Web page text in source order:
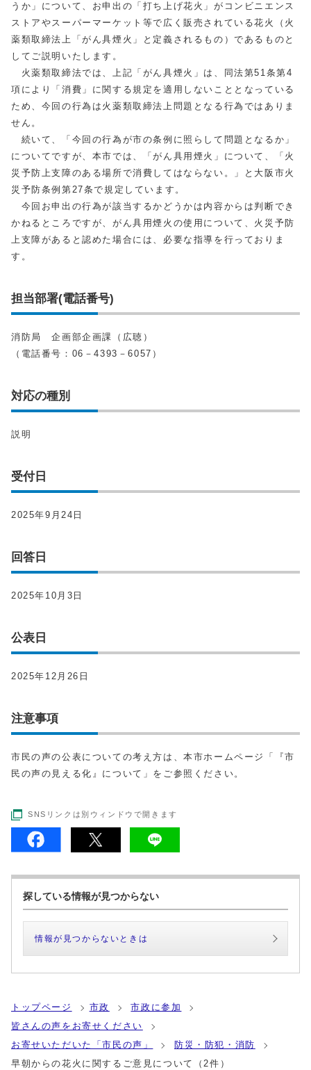
うか」について、お申出の「打ち上げ花火」がコンビニエンス
ストアやスーパーマーケット等で広く販売されている花火（火
薬類取締法上「がん具煙火」と定義されるもの）であるものと
してご説明いたします。
火薬類取締法では、上記「がん具煙火」は、同法第51条第4
項により「消費」に関する規定を適用しないこととなっている
ため、今回の行為は火薬類取締法上問題となる行為ではありま
せん。
続いて、「今回の行為が市の条例に照らして問題となるか」
についてですが、本市では、「がん具用煙火」について、「火
災予防上支障のある場所で消費してはならない。」と大阪市火
災予防条例第27条で規定しています。
今回お申出の行為が該当するかどうかは内容からは判断でき
かねるところですが、がん具用煙火の使用について、火災予防
上支障があると認めた場合には、必要な指導を行っておりま
す。
担当部署(電話番号)
消防局 企画部企画課（広聴）
（電話番号：06－4393－6057）
対応の種別
説明
受付日
2025年9月24日
回答日
2025年10月3日
公表日
2025年12月26日
注意事項
市民の声の公表についての考え方は、本市ホームページ「『市
民の声の見える化』について」をご参照ください。
SNSリンクは別ウィンドウで開きます
探している情報が見つからない
情報が見つからないときは
トップページ 市政
市政に参加
皆さんの声をお寄せください
お寄せいただいた「市民の声」
防災・防犯・消防
早朝からの花火に関するご意見について（2件）